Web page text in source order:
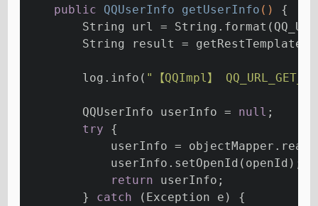
public QQUserInfo getUserInfo ()
{
String url =
String result =
        log.info(
"【QQImpl】
        QQUserInfo userInfo =
null ;
try {
userInfo =
            userInfo.setOpenId(openId);
return userInfo;
        }
catch (Exception e) {